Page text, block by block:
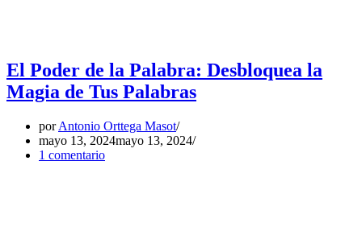
El Poder de la Palabra: Desbloquea la
Magia de Tus Palabras
porAntonio Orttega Masot
mayo 13, 2024mayo 13, 2024
1 comentario